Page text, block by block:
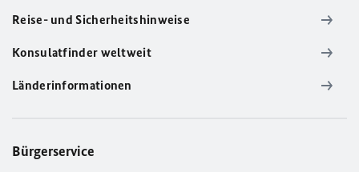
Reise- und Sicherheitshinweise
Konsulatfinder weltweit
Länderinformationen
Bürgerservice